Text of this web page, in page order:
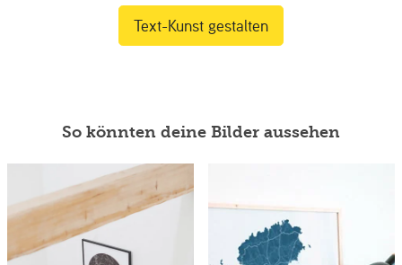
Text-Kunst gestalten
So könnten deine Bilder aussehen